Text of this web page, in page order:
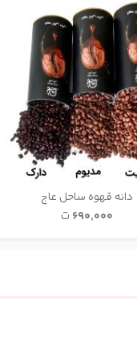
دانه قهوه ساحل عاج
۶۹۰٬۰۰۰ ت